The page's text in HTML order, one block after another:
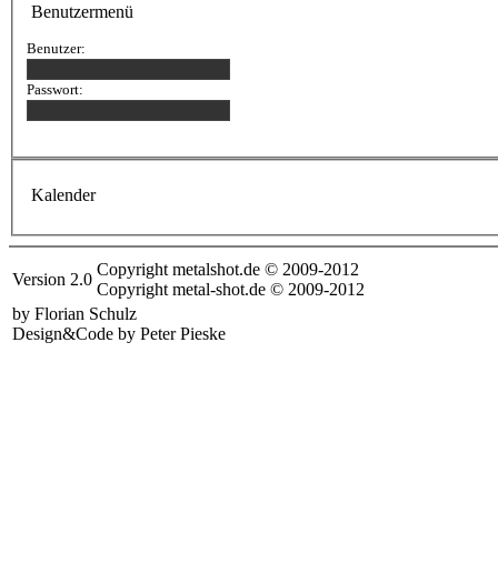
Benutzermenü
Benutzer:
Passwort:
Kalender
Version 2.0
Copyright metalshot.de © 2009-2012
Copyright metal-shot.de © 2009-2012
by Florian Schulz
Design&Code by Peter Pieske